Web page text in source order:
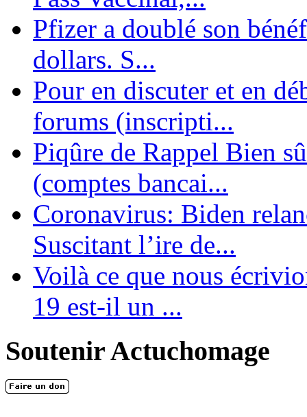
Pfizer a doublé son
dollars. S...
Pour en discuter et en
forums (inscripti...
Piqûre de Rappel Bien
(comptes bancai...
Coronavirus: Biden
Suscitant l’ire de...
Voilà ce que nous
19 est-il un ...
Soutenir Actuchomage